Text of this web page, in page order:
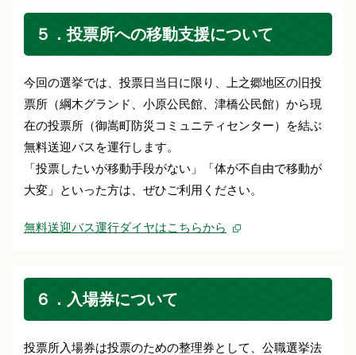
５．投票所への移動支援について
今回の選挙では、投票日当日に限り、上之郷地区の旧投
票所（綱木グランド、小原公民館、津橋公民館）から現
在の投票所（御嵩町防災コミュニティセンター）を結ぶ
無料送迎バスを運行します。
「投票したいが移動手段がない」「体が不自由で移動が
大変」といった方は、ぜひご利用ください。
無料送迎バス運行ダイヤはこちらから
６．入場券について
投票所入場券は投票のための整理券として、公職選挙法